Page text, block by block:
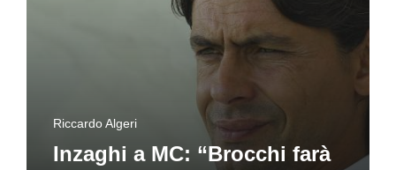
Riccardo Algeri
Inzaghi a MC: “Brocchi farà